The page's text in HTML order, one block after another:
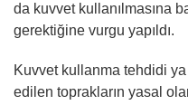
da kuvvet kullanılmasına
gerektiğine vurgu yapıldı.
Kuvvet kullanma tehdidi
edilen toprakların yasal